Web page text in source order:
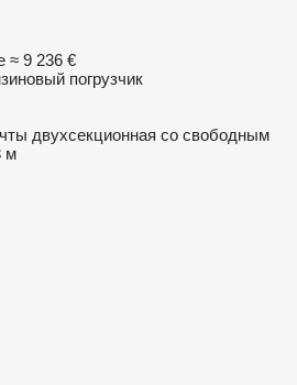
≈ 9 236 €
погрузчик
двухсекционная со свободным
м